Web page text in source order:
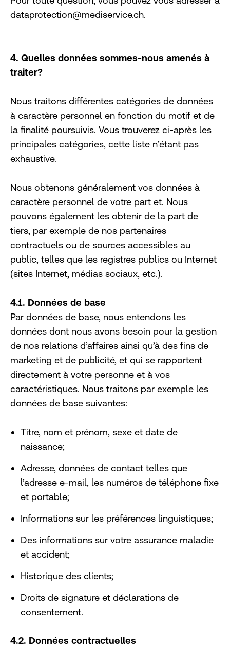
dataprotection@mediservice.ch.
4. Quelles données sommes-nous amenés à
traiter?
Nous traitons différentes catégories de données
à caractère personnel en fonction du motif et de
la finalité poursuivis. Vous trouverez ci-après les
principales catégories, cette liste n’étant pas
exhaustive.
Nous obtenons généralement vos données à
caractère personnel de votre part et. Nous
pouvons également les obtenir de la part de
tiers, par exemple de nos partenaires
contractuels ou de sources accessibles au
public, telles que les registres publics ou Internet
(sites Internet, médias sociaux, etc.).
4.1. Données de base
Par données de base, nous entendons les
données dont nous avons besoin pour la gestion
de nos relations d’affaires ainsi qu’à des fins de
marketing et de publicité, et qui se rapportent
directement à votre personne et à vos
caractéristiques. Nous traitons par exemple les
données de base suivantes:
Titre, nom et prénom, sexe et date de
naissance;
Adresse, données de contact telles que
l’adresse e-mail, les numéros de téléphone fixe
et portable;
Informations sur les préférences linguistiques;
Des informations sur votre assurance maladie
et accident;
Historique des clients;
Droits de signature et déclarations de
consentement.
4.2. Données contractuelles